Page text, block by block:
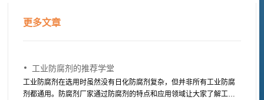
更多文章
工业防腐剂的推荐学堂
工业防腐剂在选用时虽然没有日化防腐剂复杂，但并非所有工业防腐
剂都通用。防腐剂厂家通过防腐剂的特点和应用领域让大家了解工业